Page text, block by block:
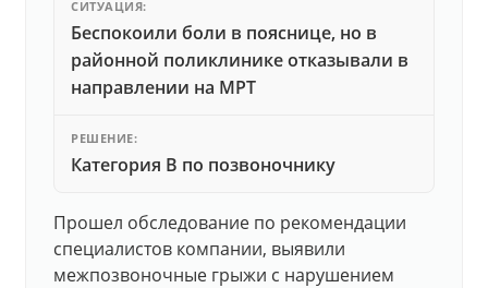
СИТУАЦИЯ:
Беспокоили боли в пояснице, но в
районной поликлинике отказывали в
направлении на МРТ
РЕШЕНИЕ:
Категория В по позвоночнику
Прошел обследование по рекомендации
специалистов компании, выявили
межпозвоночные грыжи с нарушением